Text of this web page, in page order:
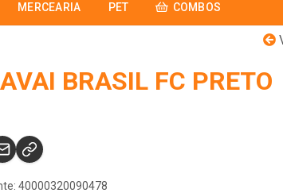
MERCEARIA PET COMBOS
BRASIL FC PRETO
40000320090478